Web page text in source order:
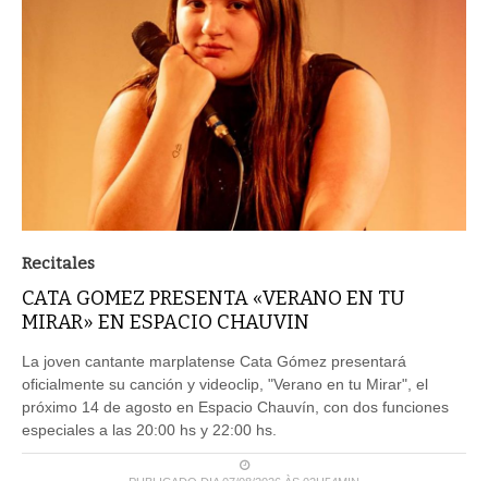
Recitales
CATA GOMEZ PRESENTA «VERANO EN TU
MIRAR» EN ESPACIO CHAUVIN
La joven cantante marplatense Cata Gómez presentará
oficialmente su canción y videoclip, "Verano en tu Mirar", el
próximo 14 de agosto en Espacio Chauvín, con dos funciones
especiales a las 20:00 hs y 22:00 hs.